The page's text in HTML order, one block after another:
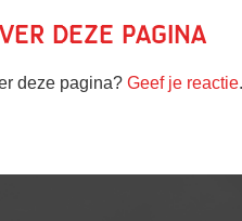
deze pagina
deze pagina? Geef je reactie.